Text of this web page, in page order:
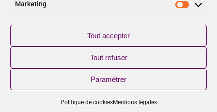
Marketing
Tout accepter
Tout refuser
Paramétrer
Politique de cookiesMentions légales
Sensibilisation (1)
NOUVEAU
Retrouver le CEFCYS sur YouTube, abonnez-vous !